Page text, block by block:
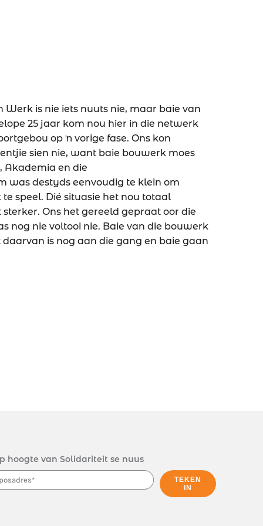
is nie iets nuuts nie, maar baie van
25 jaar kom nou hier in die netwerk
op ŉ vorige fase. Ons kon
sien nie, want baie bouwerk moes
Akademia en die
was destyds eenvoudig te klein om
speel. Dié situasie het nou totaal
Ons het gereeld gepraat oor die
nog nie voltooi nie. Baie van die bouwerk
is nog aan die gang en baie gaan
hoogte van Solidariteit se nuus